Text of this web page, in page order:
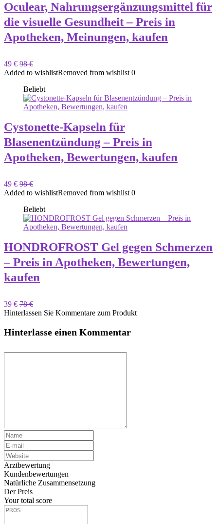
Oculear, Nahrungsergänzungsmittel für
die visuelle Gesundheit – Preis in
Apotheken, Meinungen, kaufen
49 € 98 €
Added to wishlistRemoved from wishlist 0
Beliebt
Cystonette-Kapseln für
Blasenentzündung – Preis in
Apotheken, Bewertungen, kaufen
49 € 98 €
Added to wishlistRemoved from wishlist 0
Beliebt
HONDROFROST Gel gegen Schmerzen
– Preis in Apotheken, Bewertungen,
kaufen
39 € 78 €
Hinterlassen Sie Kommentare zum Produkt
Hinterlasse einen Kommentar
Arztbewertung
Kundenbewertungen
Natürliche Zusammensetzung
Der Preis
Your total score